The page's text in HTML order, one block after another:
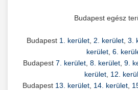
Budapest egész
Budapest 1. kerület 2. kerület 3.
kerület 6.
Budapest 7. kerület, 8. kerület, 9.
kerület 12.
Budapest 13. kerület 14. kerület